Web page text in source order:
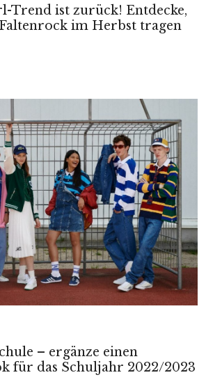
Trend ist zurück! Entdecke,
im Herbst tragen
– ergänze einen
für das Schuljahr 2022/2023